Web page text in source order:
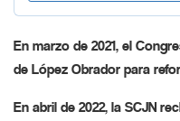
En marzo de 2021, el
de López Obrador para
En abril de 2022, la SCJN